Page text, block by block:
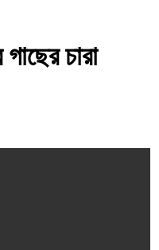
চারা